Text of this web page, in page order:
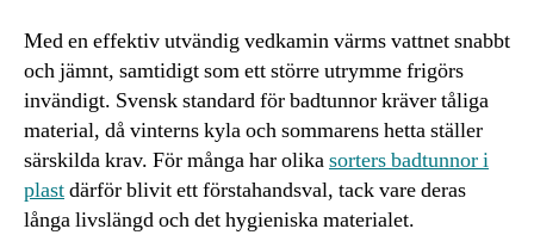
Med en effektiv utvändig vedkamin värms vattnet snabbt
och jämnt, samtidigt som ett större utrymme frigörs
invändigt. Svensk standard för badtunnor kräver tåliga
material, då vinterns kyla och sommarens hetta ställer
särskilda krav. För många har olikasorters badtunnor i
plastdärför blivit ett förstahandsval, tack vare deras
långa livslängd och det hygieniska materialet.